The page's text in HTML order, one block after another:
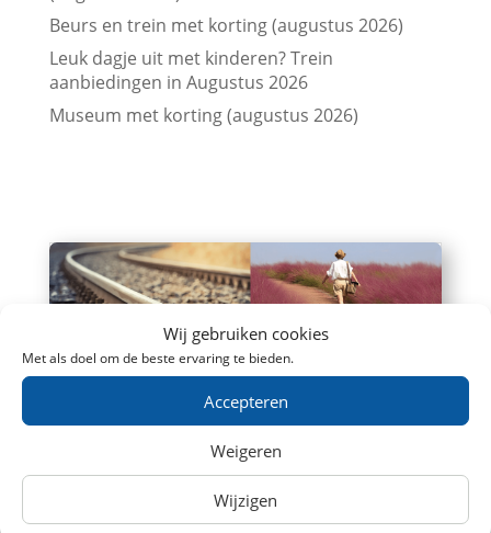
Wij gebruiken cookies
Met als doel om de beste ervaring te bieden.
Accepteren
Weigeren
Wijzigen
Beurs en trein met korting (augustus 2026)
Leuk dagje uit met kinderen? Trein
aanbiedingen in Augustus 2026
Museum met korting (augustus 2026)
Goedkoop met de trein naar België: 7
Even een dagje naar België? Of spontaan
een hotel boeken en er een weekend van
maken? Daar hoef je echt geen groot
reisbudget voor te hebben. Wie de prijzen
een beetje slim vergelijkt, kan vanuit